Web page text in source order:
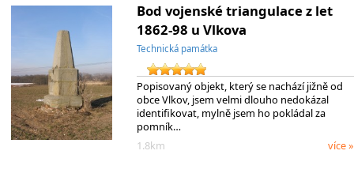
Bod vojenské triangulace z let
1862-98 u Vlkova
Technická památka
Popisovaný objekt, který se nachází jižně od
obce Vlkov, jsem velmi dlouho nedokázal
identifikovat, mylně jsem ho pokládal za
pomník…
1.8km
více »